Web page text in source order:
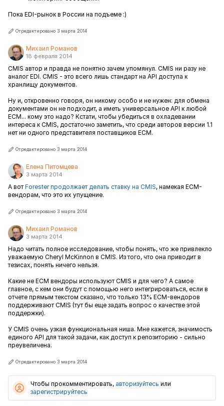
Пока EDI-рынок в России на подъеме :)
Отредактировано 3 марта 2014
Михаил Романов
18 февраля 2014
CMIS автор и правда не понятно зачем упомянул. CMIS ни разу не
аналог EDI. CMIS - это всего лишь стандарт на API доступа к
хранлищу документов.
Ну и, откровенно говоря, он никому особо и не нужен: для обмена
документами он не подходит, а иметь универсальное API к любой
ECM... кому это надо? Кстати, чтобы убедиться в охладевании
интереса к CMIS, достаточно заметить, что среди авторов версии 1.1
нет ни одного представителя поставщиков ECM.
Отредактировано 3 марта 2014
Елена Питомцева
3 марта 2014
А вот Forester продолжает делать ставку на CMIS, намекая ECM-
вендорам, что это их упущение.
Отредактировано 3 марта 2014
Михаил Романов
3 марта 2014
Надо читать полное исследование, чтобы понять, что же привлекло
уважаемую Cheryl McKinnon в CMIS. Из того, что она приводит в
тезисах, понять ничего нельзя.
Какие не ECM вендоры используют CMIS и для чего? А самое
главное, с кем они будут с помощью него интегрироваться, если в
отчете прямым текстом сказано, что только 13% ECM-вендоров
поддерживают CMIS (тут бы еще задать вопрос о качестве этой
поддержки).
У CMIS очень узкая функциональная ниша. Мне кажется, значимость
единого API для такой задачи, как доступ к репозиторию - сильно
преувеличена.
Отредактировано 3 марта 2014
Чтобы прокомментировать, авторизуйтесь или
зарегистрируйтесь